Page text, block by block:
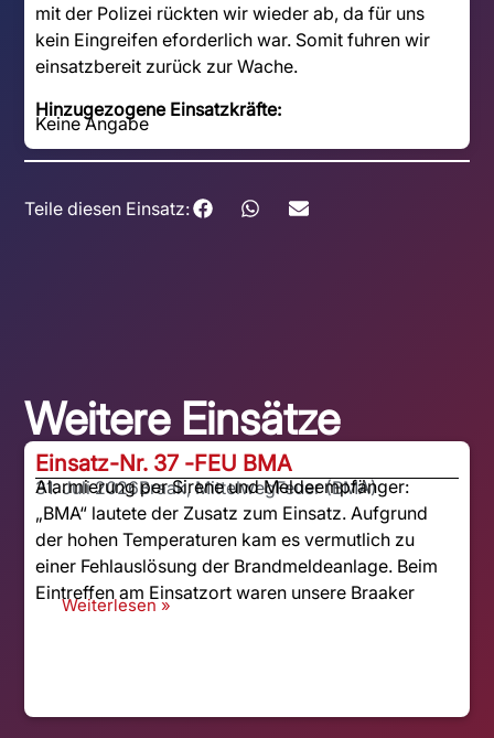
mit der Polizei rückten wir wieder ab, da für uns
kein Eingreifen eforderlich war. Somit fuhren wir
einsatzbereit zurück zur Wache.
Hinzugezogene Einsatzkräfte:
Keine Angabe
Teile diesen Einsatz:
Weitere Einsätze
Einsatz-Nr. 37 -FEU BMA
31. Juli 2026Braak, MittelwegFeuer (BMA)
Alarmierung per Sirene und Meldeempfänger:
„BMA“ lautete der Zusatz zum Einsatz. Aufgrund
der hohen Temperaturen kam es vermutlich zu
einer Fehlauslösung der Brandmeldeanlage. Beim
Eintreffen am Einsatzort waren unsere Braaker
Weiterlesen »